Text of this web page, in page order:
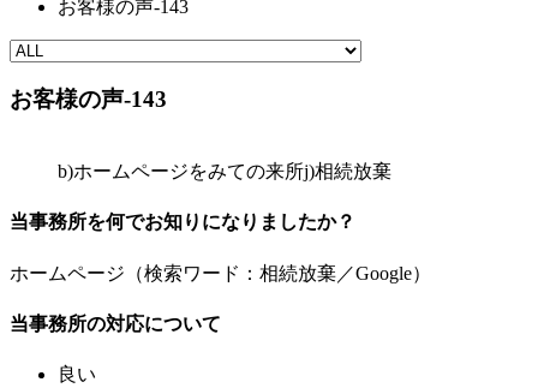
お客様の声-143
お客様の声-143
b)ホームページをみての来所j)相続放棄
当事務所を何でお知りになりましたか？
ホームページ（検索ワード：相続放棄／Google）
当事務所の対応について
良い